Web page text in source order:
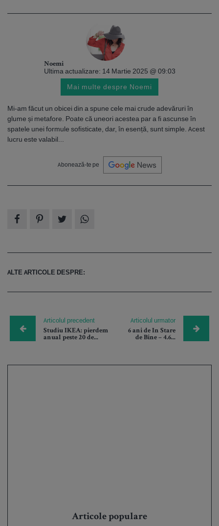
Noemi
Ultima actualizare: 14 Martie 2025 @ 09:03
Mai multe despre Noemi
Mi-am făcut un obicei din a spune cele mai crude adevăruri în
glume și metafore. Poate că uneori acestea par a fi ascunse în
spatele unei formule sofisticate, dar, în esență, sunt simple. Acest
lucru este valabil...
Abonează-te pe
ALTE ARTICOLE DESPRE:
Articolul precedent
Studiu IKEA: pierdem
anual peste 20 de...
Articolul urmator
6 ani de In Stare
de Bine – 4.6...
Articole populare